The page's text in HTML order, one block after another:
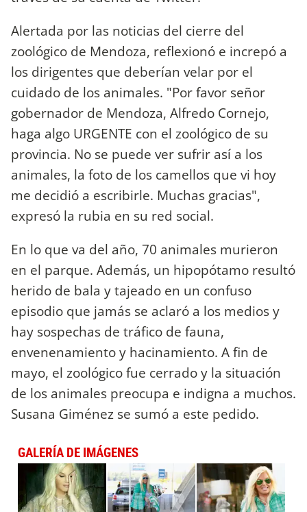
Alertada por las noticias del cierre del
zoológico de Mendoza, reflexionó e increpó a
los dirigentes que deberían velar por el
cuidado de los animales. "Por favor señor
gobernador de Mendoza, Alfredo Cornejo,
haga algo URGENTE con el zoológico de su
provincia. No se puede ver sufrir así a los
animales, la foto de los camellos que vi hoy
me decidió a escribirle. Muchas gracias",
expresó la rubia en su red social.
En lo que va del año, 70 animales murieron
en el parque. Además, un hipopótamo resultó
herido de bala y tajeado en un confuso
episodio que jamás se aclaró a los medios y
hay sospechas de tráfico de fauna,
envenenamiento y hacinamiento. A fin de
mayo, el zoológico fue cerrado y la situación
de los animales preocupa e indigna a muchos.
Susana Giménez se sumó a este pedido.
GALERÍA DE IMÁGENES